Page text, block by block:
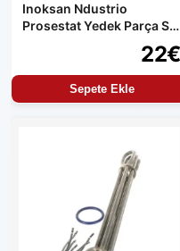
Inoksan Ndustrio
Prosestat Yedek Parça Su
22€
Sepete Ekle